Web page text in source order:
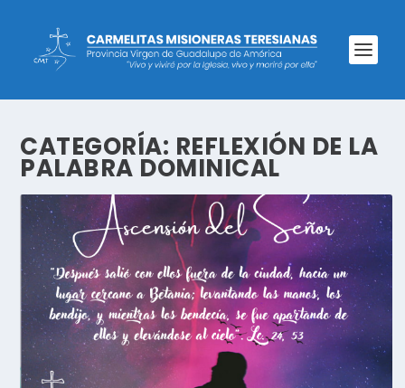
CATEGORÍA: REFLEXIÓN DE LA
PALABRA DOMINICAL